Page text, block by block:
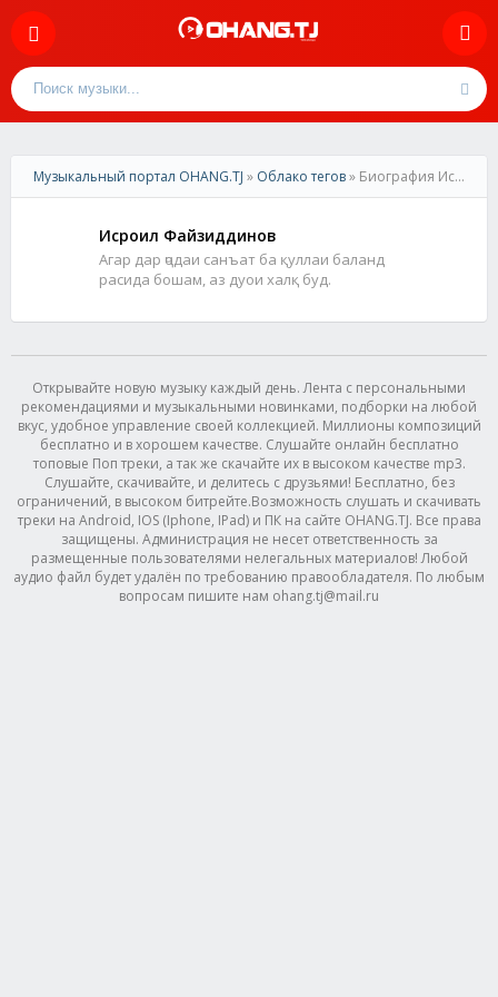
Музыкальный портал OHANG.TJ » Облако тегов» Биография Исроил Файзиддинов
Исроил Файзиддинов
Агар дар ҷодаи санъат ба қуллаи баланд
расида бошам, аз дуои халқ буд.
Открывайте новую музыку каждый день. Лента с персональными
рекомендациями и музыкальными новинками, подборки на любой
вкус, удобное управление своей коллекцией. Миллионы композиций
бесплатно и в хорошем качестве. Слушайте онлайн бесплатно
топовые Поп треки, а так же скачайте их в высоком качестве mp3.
Слушайте, скачивайте, и делитесь с друзьями! Бесплатно, без
ограничений, в высоком битрейте.Возможность слушать и скачивать
треки на Android, IOS (Iphone, IPad) и ПК на сайте OHANG.TJ. Все права
защищены. Администрация не несет ответственность за
размещенные пользователями нелегальных материалов! Любой
аудио файл будет удалён по требованию правообладателя. По любым
вопросам пишите нам ohang.tj@mail.ru